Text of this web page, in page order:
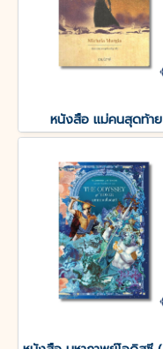
หนังสือ แม่คนสุดท้าย